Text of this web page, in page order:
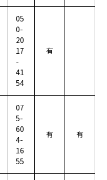
05
0-
20
17
-
41
54
有
07
5-
60
4-
16
55
有 有